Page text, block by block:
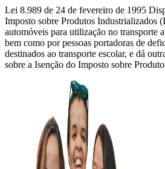
Lei 8.989 de 24 de fevereiro de 1995
Imposto sobre Produtos Industrializados
automóveis para utilização no transporte
bem como por pessoas portadoras de
destinados ao transporte escolar, e dá
sobre a Isenção do Imposto sobre